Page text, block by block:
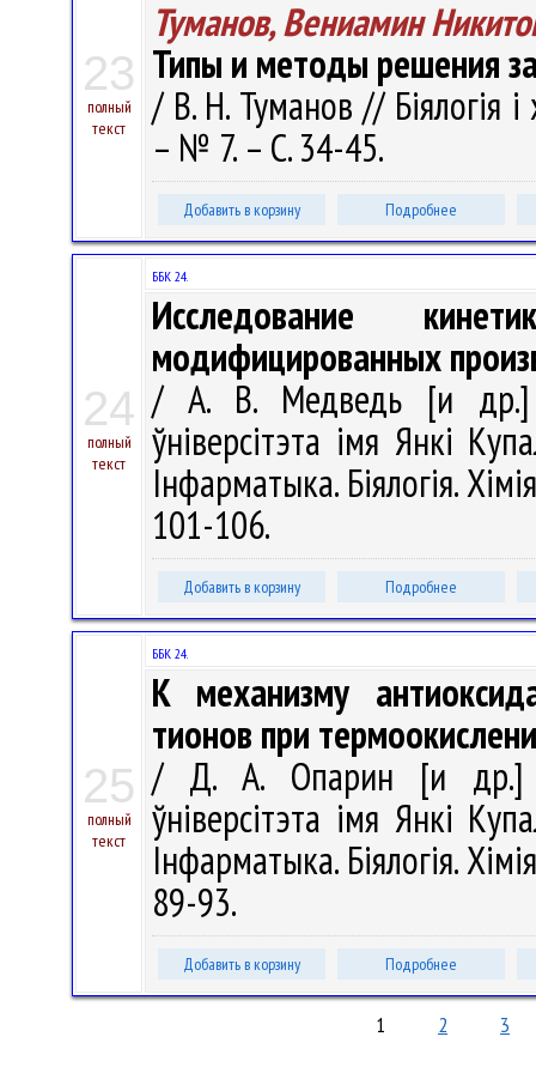
23
полный
текст
Туманов, Вениамин
Типы и методы решения
/ В. Н. Туманов // Біялогія
– № 7. – С. 34-45.
Добавить в корзину Подробнее
24
полный
текст
ББК 24.
Исследование
модифицированных
/ А. В. Медведь [и др.] //
ўніверсітэта імя Янкі
Інфарматыка. Біялогія.
101-106.
Добавить в корзину Подробнее
25
полный
текст
ББК 24.
К механизму
тионов при
/ Д. А. Опарин [и др.] //
ўніверсітэта імя Янкі
Інфарматыка. Біялогія.
89-93.
Добавить в корзину Подробнее
1 2 3